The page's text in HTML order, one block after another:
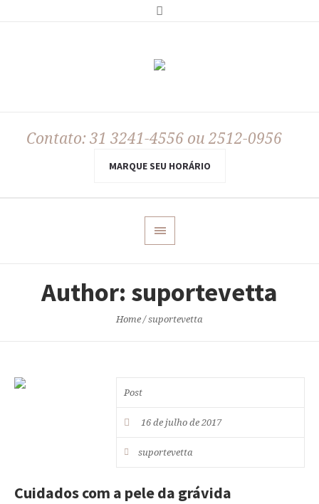
Contato: 31 3241-4556 ou 2512-0956
MARQUE SEU HORÁRIO
Author: suportevetta
Home /suportevetta
Post
16 de julho de 2017
suportevetta
Cuidados com a pele da grávida